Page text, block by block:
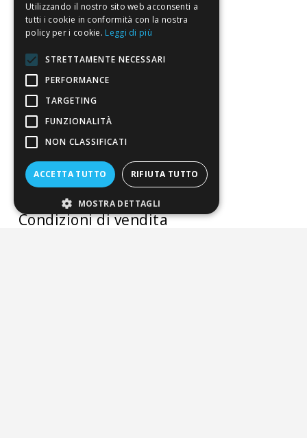
Vendi con noi
Chi Siamo
Sostegno e riconoscimenti
Servizio clienti
FAQ
Riferimenti da controllare
Condizioni di vendita
Utilizzando il nostro sito web acconsenti a
tutti i cookie in conformità con la nostra
policy per i cookie. Leggi di più
STRETTAMENTE NECESSARI
PERFORMANCE
TARGETING
FUNZIONALITÀ
NON CLASSIFICATI
ACCETTA TUTTO RIFIUTA TUTTO
MOSTRA DETTAGLI